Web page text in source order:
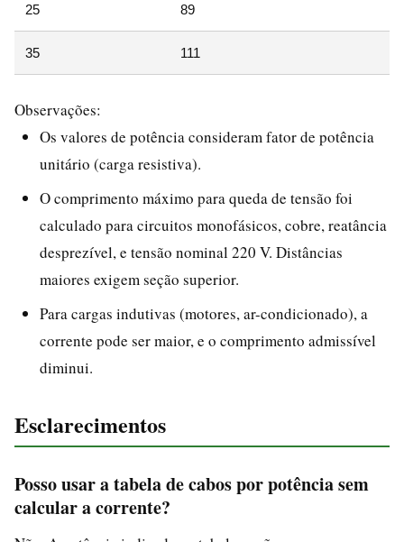
25 89
35 111
Observações:
Os valores de potência consideram fator de potência
unitário (carga resistiva).
O comprimento máximo para queda de tensão foi
calculado para circuitos monofásicos, cobre, reatância
desprezível, e tensão nominal 220 V. Distâncias
maiores exigem seção superior.
Para cargas indutivas (motores, ar-condicionado), a
corrente pode ser maior, e o comprimento admissível
diminui.
Esclarecimentos
Posso usar a tabela de cabos por potência sem
calcular a corrente?